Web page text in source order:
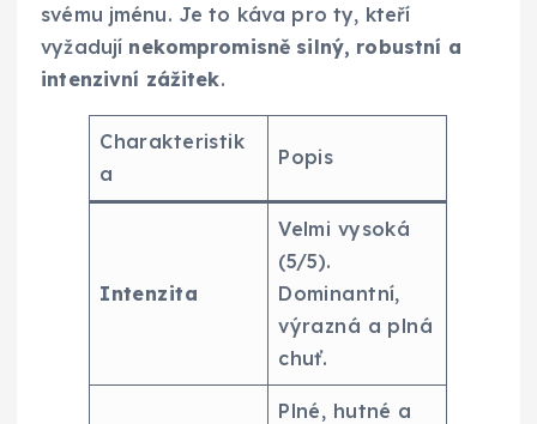
svému jménu. Je to káva pro ty, kteří
vyžadují nekompromisně silný, robustní a
intenzivní zážitek.
Charakteristik
a
Popis
Intenzita
Velmi vysoká
(5/5).
Dominantní,
výrazná a plná
chuť.
Plné, hutné a